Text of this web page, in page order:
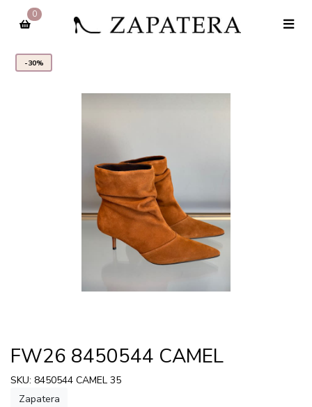
0
-30%
FW26 8450544 CAMEL
SKU: 8450544 CAMEL 35
Zapatera